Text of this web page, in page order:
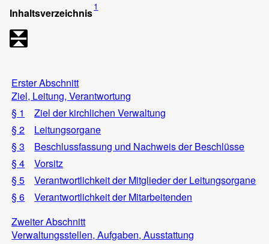
Inhaltsverzeichnis1
Erster Abschnitt
Ziel, Leitung, Verantwortung
§ 1
Ziel der kirchlichen Verwaltung
§ 2
Leitungsorgane
§ 3
Beschlussfassung und Nachweis der Beschlüsse
§ 4
Vorsitz
§ 5
Verantwortlichkeit der Mitglieder der Leitungsorgane
§ 6
Verantwortlichkeit der Mitarbeitenden
Zweiter Abschnitt
Verwaltungsstellen, Aufgaben, Ausstattung